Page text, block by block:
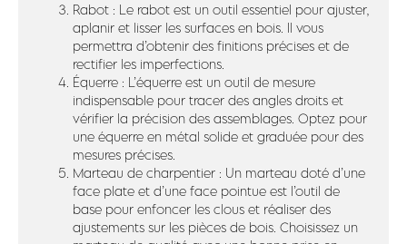
Rabot : Le rabot est un outil essentiel pour ajuster,
aplanir et lisser les surfaces en bois. Il vous
permettra d’obtenir des finitions précises et de
rectifier les imperfections.
Équerre : L’équerre est un outil de mesure
indispensable pour tracer des angles droits et
vérifier la précision des assemblages. Optez pour
une équerre en métal solide et graduée pour des
mesures précises.
Marteau de charpentier : Un marteau doté d’une
face plate et d’une face pointue est l’outil de
base pour enfoncer les clous et réaliser des
ajustements sur les pièces de bois. Choisissez un